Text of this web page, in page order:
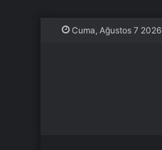
Cuma, Ağustos 7 2026